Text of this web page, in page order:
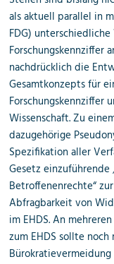
als aktuell parallel in
FDG)
Forschungskennziffer
nachdrücklich die
Gesamtkonzepts für
Forschungskennziffer
Wissenschaft. Zu
dazugehörige
Spezifikation aller
Gesetz einzuführende
Betroffenenrechte“
Abfragbarkeit von
im EHDS. An
zum EHDS sollte